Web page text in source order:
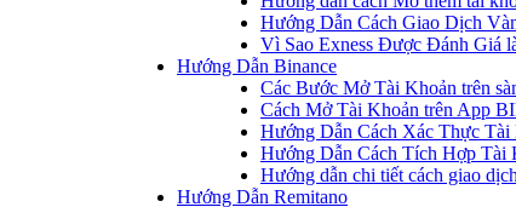
Hướng Dẫn Cách Giao Dịch
Vì Sao Exness Được Đánh Giá
Hướng Dẫn Binance
Các Bước Mở Tài Khoản trên
Cách Mở Tài Khoản trên App
Hướng Dẫn Cách Xác Thực
Hướng Dẫn Cách Tích Hợp Tài
Hướng dẫn chi tiết cách giao
Hướng Dẫn Remitano